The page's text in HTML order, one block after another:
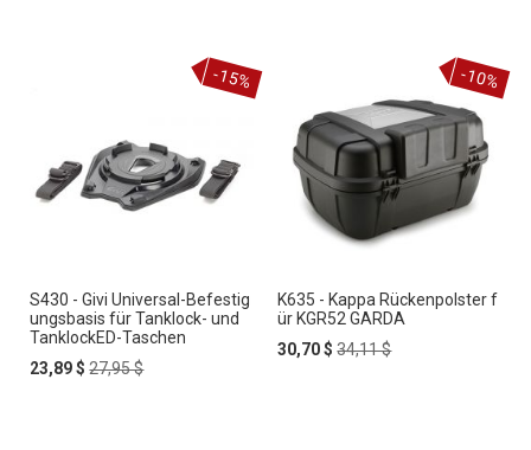
S430 - Givi Universal-Befestig
ungsbasis für Tanklock- und
TanklockED-Taschen
Special
23,89 $ Regular
27,95 $
-15%
K635 - Kappa Rückenpolster f
ür KGR52 GARDA
Special
30,70 $ Regular
34,11 $
-10%